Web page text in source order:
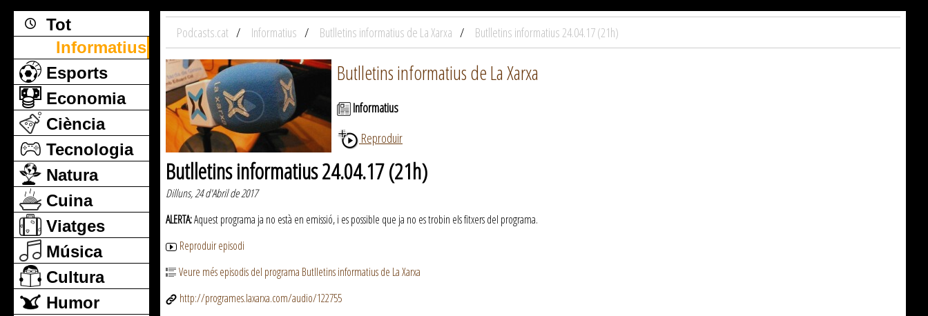
Tot
Informatius
Esports
Economia
Ciència
Tecnologia
Natura
Cuina
Viatges
Música
Cultura
Humor
Podcasts.cat Informatius Butlletins informatius de La Xarxa Butlletins informatius 24.04.17 (21h)
Butlletins informatius de La Xarxa
Informatius
Reproduir
Butlletins informatius 24.04.17 (21h)
Dilluns, 24 d'Abril de 2017
ALERTA:Aquest programa ja no està en emissió, i es possible que ja no es trobin els fitxers del programa.
Reproduir episodi
Veure més episodis del programa Butlletins informatius de La Xarxa
http://programes.laxarxa.com/audio/122755